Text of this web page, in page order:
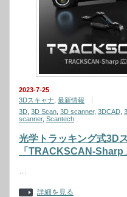
2023-7-25
3Dスキャナ 最新情報
3D 3D Scan 3D scanner, 3DCAD
scanner, Scantech
光学トラッキング式3D
「TRACKSCAN-Sharp
…
詳細を見る